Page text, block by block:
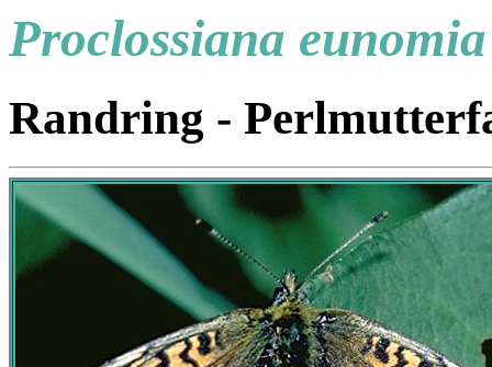
Proclossiana eunomia
Randring -